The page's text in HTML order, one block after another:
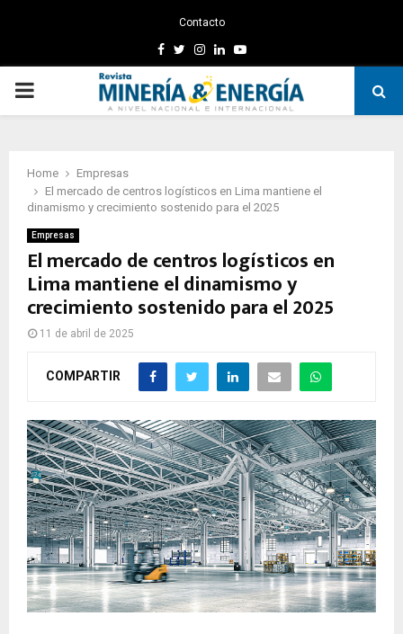
Contacto
Facebook
TwitterInstagram
LinkedinYoutube
PRIMARY
Home
Empresas
El mercado de centros logísticos en Lima mantiene el
dinamismo y crecimiento sostenido para el 2025
Empresas
El mercado de centros logísticos en
Lima mantiene el dinamismo y
crecimiento sostenido para el 2025
11 de abril de 2025
COMPARTIR